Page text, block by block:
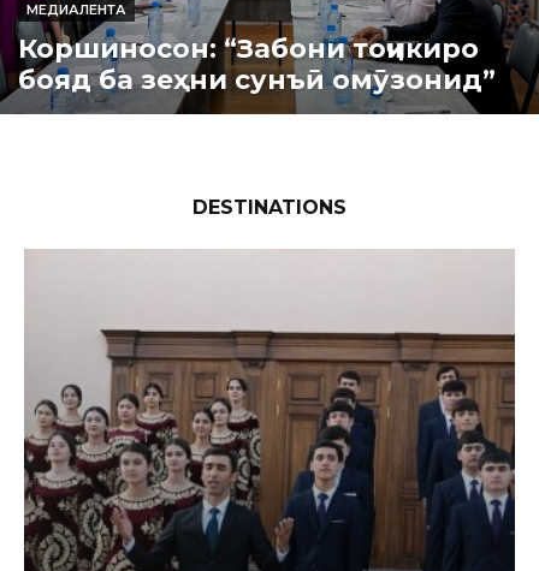
МЕДИАЛЕНТА
Коршиносон: “Забони тоҷикиро
бояд ба зеҳни сунъӣ омӯзонид”
DESTINATIONS